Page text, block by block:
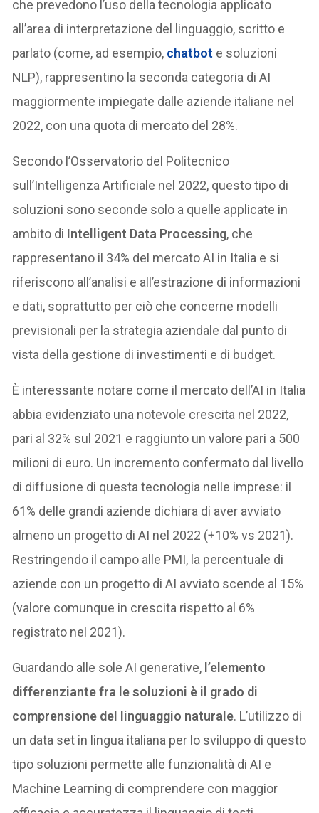
che prevedono l’uso della tecnologia applicato
all’area di interpretazione del linguaggio, scritto e
parlato (come, ad esempio, chatbot e soluzioni
NLP), rappresentino la seconda categoria di AI
maggiormente impiegate dalle aziende italiane nel
2022, con una quota di mercato del 28%.
Secondo l’Osservatorio del Politecnico
sull’Intelligenza Artificiale nel 2022, questo tipo di
soluzioni sono seconde solo a quelle applicate in
ambito di Intelligent Data Processing, che
rappresentano il 34% del mercato AI in Italia e si
riferiscono all’analisi e all’estrazione di informazioni
e dati, soprattutto per ciò che concerne modelli
previsionali per la strategia aziendale dal punto di
vista della gestione di investimenti e di budget.
È interessante notare come il mercato dell’AI in Italia
abbia evidenziato una notevole crescita nel 2022,
pari al 32% sul 2021 e raggiunto un valore pari a 500
milioni di euro. Un incremento confermato dal livello
di diffusione di questa tecnologia nelle imprese: il
61% delle grandi aziende dichiara di aver avviato
almeno un progetto di AI nel 2022 (+10% vs 2021).
Restringendo il campo alle PMI, la percentuale di
aziende con un progetto di AI avviato scende al 15%
(valore comunque in crescita rispetto al 6%
registrato nel 2021).
Guardando alle sole AI generative, l’elemento
differenziante fra le soluzioni è il grado di
comprensione del linguaggio naturale. L’utilizzo di
un data set in lingua italiana per lo sviluppo di questo
tipo soluzioni permette alle funzionalità di AI e
Machine Learning di comprendere con maggior